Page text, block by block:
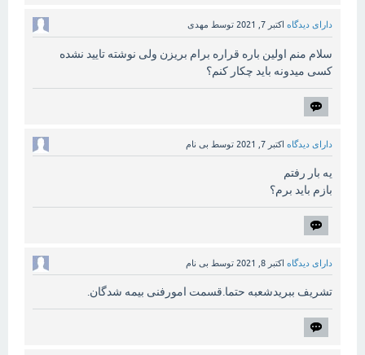
دارای دیدگاه اکتبر 7, 2021 توسط مهدی
سلام منم اولین باره قراره برام بریزن ولی نوشته تایید نشده
کسی میدونه باید چکار کنم؟
دارای دیدگاه اکتبر 7, 2021 توسط بی نام
یه بار رفتم
بازم باید برم؟
دارای دیدگاه اکتبر 8, 2021 توسط بی نام
تشریف ببریدشعبه حتما.قسمت امورفنی بیمه شدگان.